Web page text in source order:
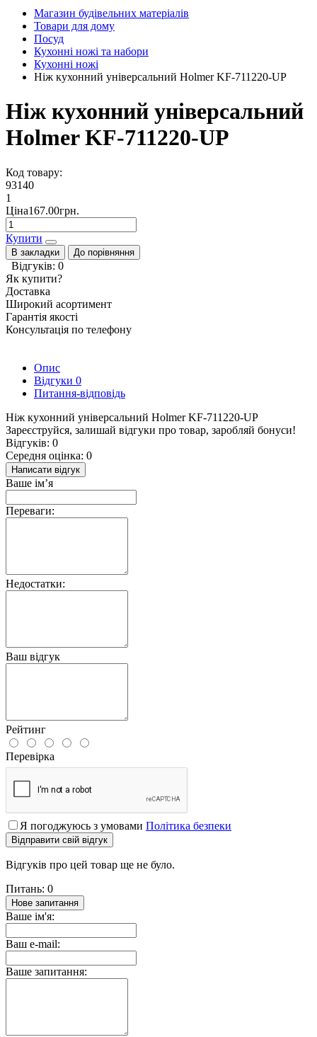
Магазин будівельних матеріалів
Товари для дому
Посуд
Кухонні ножі та набори
Кухонні ножі
Hіж кухонний універсальний Holmer KF-711220-UP
Hіж кухонний універсальний
Holmer KF-711220-UP
Код товару:
93140
1
Ціна167.00грн.
Купити
В закладки До порівняння
Відгуків: 0
Як купити?
Доставка
Широкий асортимент
Гарантія якості
Консультація по телефону
Опис
Відгуки 0
Питання-відповідь
Hіж кухонний універсальний Holmer KF-711220-UP
Зареєструйся, залишай відгуки про товар, заробляй бонуси!
Відгуків: 0
Середня оцінка: 0
Написати відгук
Ваше ім’я
Переваги:
Недостатки:
Ваш відгук
Рейтинг
Перевірка
Я погоджуюсь з умовами Політика безпеки
Відправити свій відгук
Відгуків про цей товар ще не було.
Питань: 0
Нове запитання
Ваше ім'я:
Ваш e-mail:
Ваше запитання: